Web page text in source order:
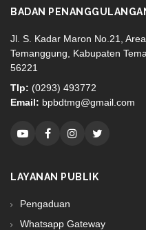
BADAN
Jl. S. Kadar Maron No.21,
Temanggung, Kabupaten
56221
Tlp: (0293) 493772
Email: bpbdtmg@gmail.com
LAYANAN PUBLIK
Pengaduan
Whatsapp Gateway